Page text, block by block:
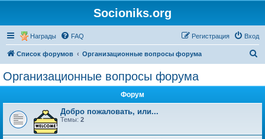
Socioniks.org
Награды FAQ Вход
Регистрация
Список форумов Организационные вопросы форума
Организационные вопросы форума
Форум
Добро пожаловать, или...
Темы: 2